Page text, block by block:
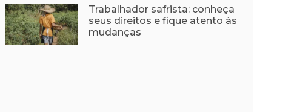
Trabalhador safrista: conheça
seus direitos e fique atento às
mudanças